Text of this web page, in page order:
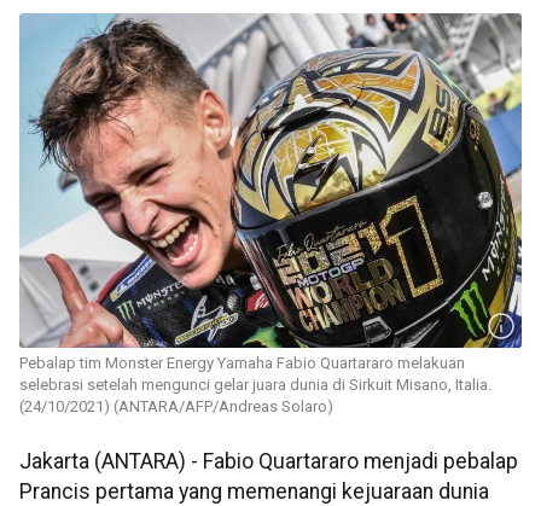
Pebalap tim Monster Energy Yamaha Fabio Quartararo melakuan
selebrasi setelah mengunci gelar juara dunia di Sirkuit Misano, Italia.
(24/10/2021) (ANTARA/AFP/Andreas Solaro)
Jakarta (ANTARA) - Fabio Quartararo menjadi pebalap
Prancis pertama yang memenangi kejuaraan dunia